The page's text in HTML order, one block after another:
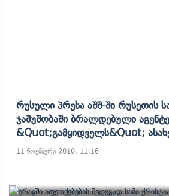
Რუსული Პრესა Აშშ-Ში Რუსეთის
Ჯაშუშობაში Ბრალდებული
&quot;გამყიდველს&quot;
11 ნოემბერი 2010, 11:16